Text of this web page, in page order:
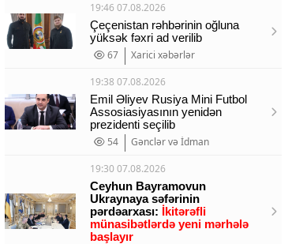
19:46 07.08.2026
Çeçenistan rəhbərinin oğluna
yüksək fəxri ad verilib
67
Xarici xəbərlər
19:38 07.08.2026
Emil Əliyev Rusiya Mini Futbol
Assosiasiyasının yenidən
prezidenti seçilib
54
Gənclər və İdman
19:30 07.08.2026
Ceyhun Bayramovun
Ukraynaya səfərinin
pərdəarxası: İkitərəfli
münasibətlərdə yeni mərhələ
başlayır